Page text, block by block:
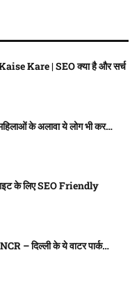
Kare | SEO क्या है और सर्च
के अलावा ये लोग भी कर…
के लिए SEO Friendly
– दिल्ली के ये वाटर पार्क…